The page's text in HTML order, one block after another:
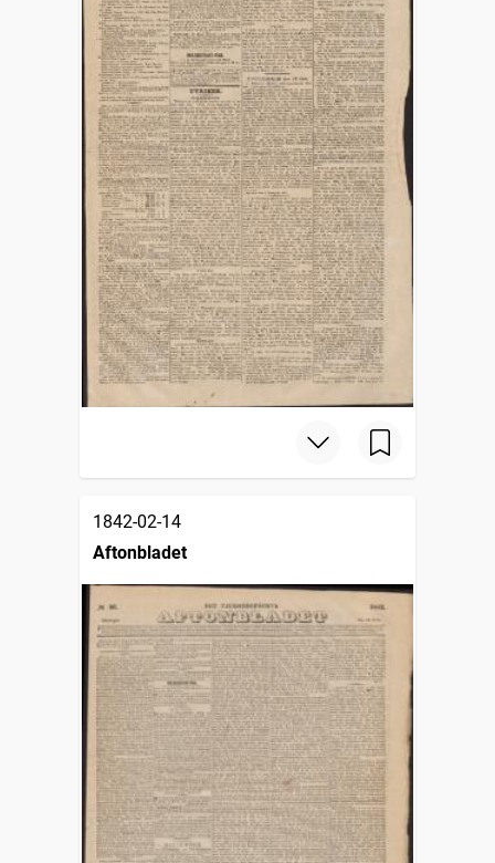
1842-02-14
Aftonbladet